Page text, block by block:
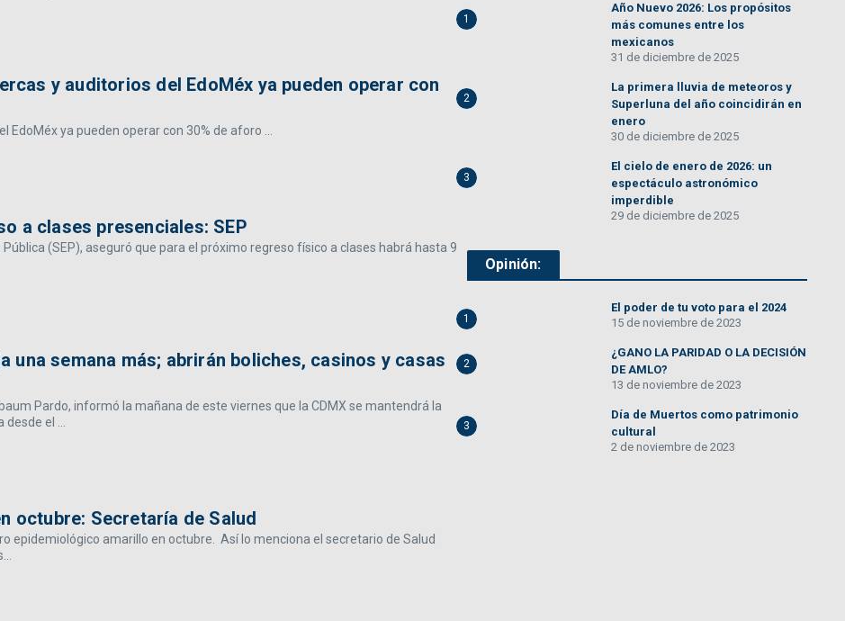
y auditorios del EdoMéx ya pueden operar con
ya pueden operar con 30% de aforo ...
a clases presenciales: SEP
(SEP), aseguró que para el próximo regreso físico a clases habrá hasta 9
una semana más; abrirán boliches, casinos y casas
Pardo, informó la mañana de este viernes que la CDMX se mantendrá la
el ...
octubre: Secretaría de Salud
epidemiológico amarillo en octubre. Así lo menciona el secretario de Salud
1
Año Nuevo 2026: Los propósitos
más comunes entre los
mexicanos
31 de diciembre de 2025
2
La primera lluvia de meteoros y
Superluna del año coincidirán en
enero
30 de diciembre de 2025
3
El cielo de enero de 2026: un
espectáculo astronómico
imperdible
29 de diciembre de 2025
Opinión:
1
El poder de tu voto para el 2024
15 de noviembre de 2023
2
¿GANO LA PARIDAD O LA DECISIÓN
DE AMLO?
13 de noviembre de 2023
3
Día de Muertos como patrimonio
cultural
2 de noviembre de 2023